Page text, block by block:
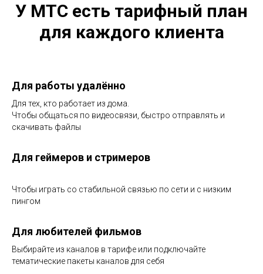
У МТС есть тарифный план
для каждого клиента
Для работы удалённо
Для тех, кто работает из дома.
Чтобы общаться по видеосвязи, быстро отправлять и
скачивать файлы
Для геймеров и стримеров
Чтобы играть со стабильной связью по сети и с низким
пингом
Для любителей фильмов
Выбирайте из каналов в тарифе или подключайте
тематические пакеты каналов для себя